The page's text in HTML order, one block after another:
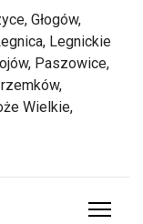
Głogów,
Legnickie
Paszowice,
Wielkie,